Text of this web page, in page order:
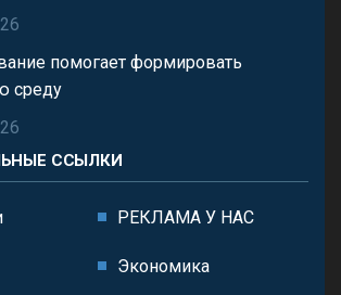
помогает формировать
среду
ССЫЛКИ
РЕКЛАМА У НАС
Экономика